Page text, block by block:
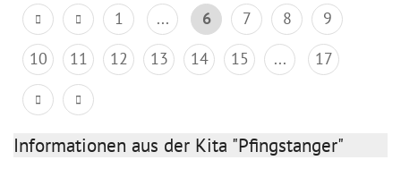
1 ... 6 7 8
9
10
11 12 13 14 15 ... 17
Informationen aus der Kita "Pfingstanger"